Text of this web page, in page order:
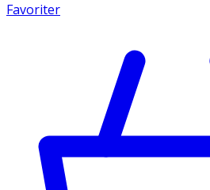
Favoriter